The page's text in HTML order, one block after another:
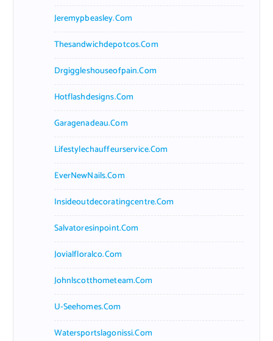
Jeremypbeasley.com
Thesandwichdepotcos.com
Drgiggleshouseofpain.com
Hotflashdesigns.com
Garagenadeau.com
Lifestylechauffeurservice.com
EverNewNails.com
Insideoutdecoratingcentre.com
Salvatoresinpoint.com
Jovialfloralco.com
Johnlscotthometeam.com
U-Seehomes.com
Watersportslagonissi.com